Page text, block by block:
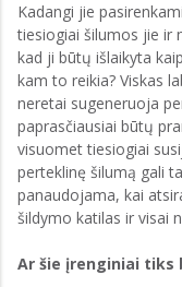
Kadangi jie
tiesiogiai šilumos jie ir
kad ji būtų išlaikyta
kam to reikia? Viskas
neretai sugeneruoja
paprasčiausiai būtų
visuomet tiesiogiai
perteklinę šilumą gali
panaudojama, kai
šildymo katilas ir visai
Ar šie įrenginiai tiks